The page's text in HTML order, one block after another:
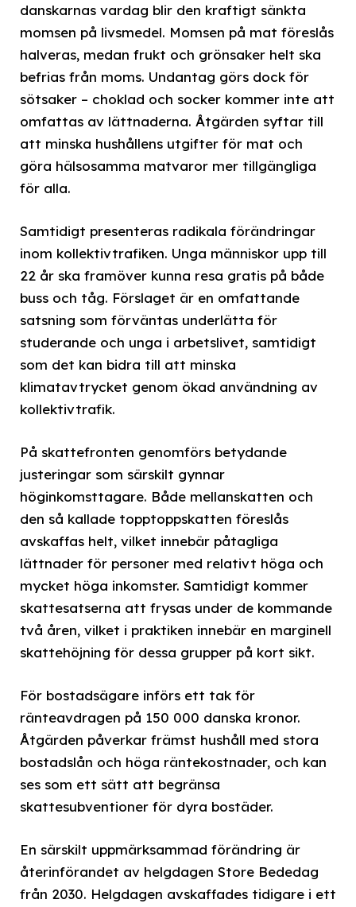
danskarnas vardag blir den kraftigt sänkta
momsen på livsmedel. Momsen på mat föreslås
halveras, medan frukt och grönsaker helt ska
befrias från moms. Undantag görs dock för
sötsaker – choklad och socker kommer inte att
omfattas av lättnaderna. Åtgärden syftar till
att minska hushållens utgifter för mat och
göra hälsosamma matvaror mer tillgängliga
för alla.
Samtidigt presenteras radikala förändringar
inom kollektivtrafiken. Unga människor upp till
22 år ska framöver kunna resa gratis på både
buss och tåg. Förslaget är en omfattande
satsning som förväntas underlätta för
studerande och unga i arbetslivet, samtidigt
som det kan bidra till att minska
klimatavtrycket genom ökad användning av
kollektivtrafik.
På skattefronten genomförs betydande
justeringar som särskilt gynnar
höginkomsttagare. Både mellanskatten och
den så kallade topptoppskatten föreslås
avskaffas helt, vilket innebär påtagliga
lättnader för personer med relativt höga och
mycket höga inkomster. Samtidigt kommer
skattesatserna att frysas under de kommande
två åren, vilket i praktiken innebär en marginell
skattehöjning för dessa grupper på kort sikt.
För bostadsägare införs ett tak för
ränteavdragen på 150 000 danska kronor.
Åtgärden påverkar främst hushåll med stora
bostadslån och höga räntekostnader, och kan
ses som ett sätt att begränsa
skattesubventioner för dyra bostäder.
En särskilt uppmärksammad förändring är
återinförandet av helgdagen Store Bededag
från 2030. Helgdagen avskaffades tidigare i ett